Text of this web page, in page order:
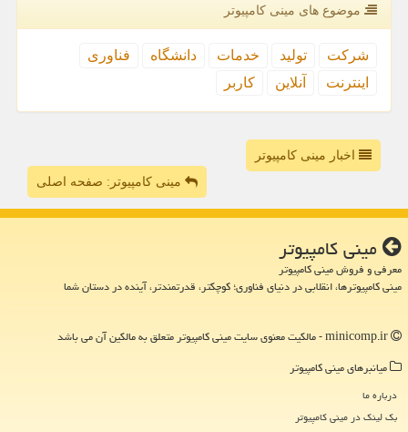
موضوع های مینی كامپیوتر
شركت تولید خدمات دانشگاه
فناوری
اینترنت
آنلاین كاربر
اخبار مینی کامپیوتر
مینی کامپیوتر: صفحه اصلی
مینی كامپیوتر
معرفی و فروش مینی کامپیوتر
مینی کامپیوترها، انقلابی در دنیای فناوری؛ کوچکتر، قدرتمندتر، آینده در دستان شما
میانبرهای مینی كامپیوتر
درباره ما
بک لینک در مینی كامپیوتر